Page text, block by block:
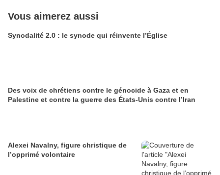
Vous aimerez aussi
Synodalité 2.0 : le synode qui réinvente l’Église
Des voix de chrétiens contre le génocide à Gaza et en
Palestine et contre la guerre des États-Unis contre l’Iran
Alexei Navalny, figure christique de
l’opprimé volontaire